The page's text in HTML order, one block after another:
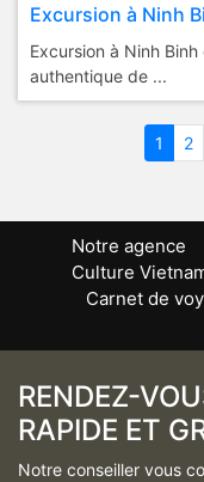
Excursion à Ninh
Excursion à Ninh
authentique de ...
1 2
Notre agence
Culture
Carnet de
RENDEZ-
RAPIDE ET
Notre conseiller vous